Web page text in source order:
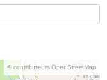
© contributeurs OpenStreetMap